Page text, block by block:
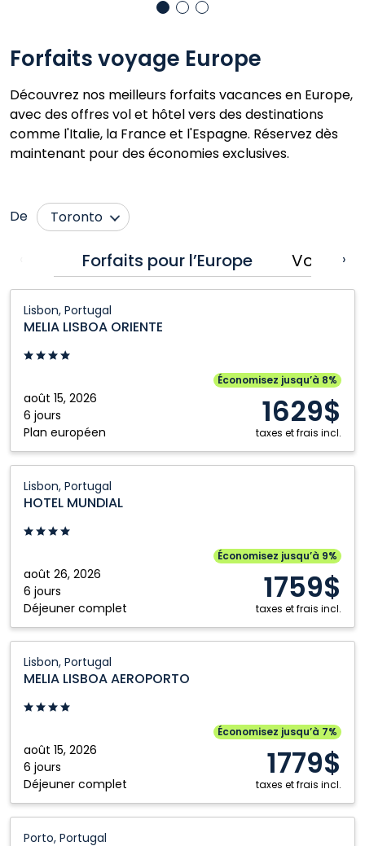
Forfaits voyage Europe
Découvrez nos meilleurs forfaits vacances en Europe,
avec des offres vol et hôtel vers des destinations
comme l'Italie, la France et l'Espagne. Réservez dès
maintenant pour des économies exclusives.
De
Toronto
Billy Bishop Toronto
Calgary
Edmonton
Halifax
Moncton
Montréal
Ottawa
Québec City
Vancouver
Winnipeg
Forfaits pour l’Europe Vols ›
Lisbon, Portugal
MELIA LISBOA ORIENTE
août 15, 2026
6 jours
Plan européen
Économisez jusqu’à 8%
1629$
taxes et frais incl.
LISBOA
ORIENTE:
Lisbon,
Lisbon, Portugal
HOTEL MUNDIAL
août 26, 2026
6 jours
Déjeuner complet
Économisez jusqu’à 9%
1759$
taxes et frais incl.
MUNDIAL:
Lisbon,
Portugal
Lisbon, Portugal
MELIA LISBOA AEROPORTO
août 15, 2026
6 jours
Déjeuner complet
Économisez jusqu’à 7%
1779$
taxes et frais incl.
LISBOA
AEROPORTO:
Lisbon,
Porto, Portugal